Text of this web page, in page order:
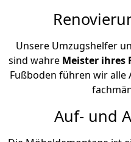
Unsere Umzugshelfer
sind wahre Meister ihres
Fußboden führen wir
Auf- und